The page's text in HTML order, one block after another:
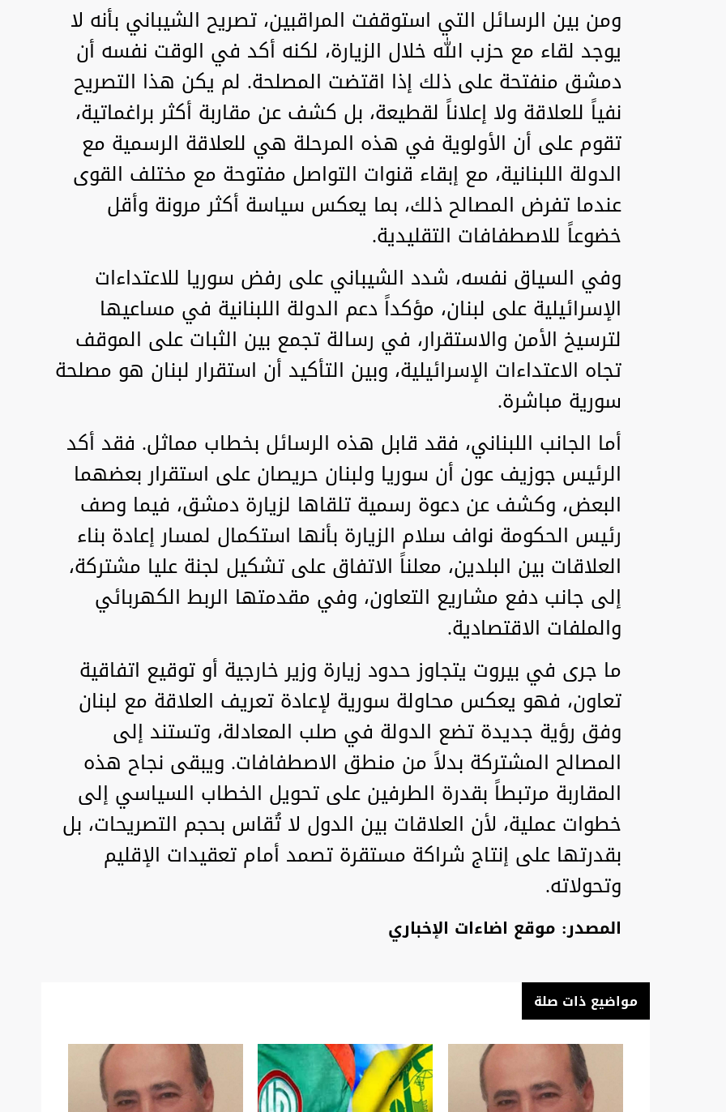
ومن بين الرسائل التي استوقفت المراقبين، تصريح الشيباني بأنه لا
يوجد لقاء مع حزب الله خلال الزيارة، لكنه أكد في الوقت نفسه أن
دمشق منفتحة على ذلك إذا اقتضت المصلحة. لم يكن هذا التصريح
نفياً للعلاقة ولا إعلاناً لقطيعة، بل كشف عن مقاربة أكثر براغماتية،
تقوم على أن الأولوية في هذه المرحلة هي للعلاقة الرسمية مع
الدولة اللبنانية، مع إبقاء قنوات التواصل مفتوحة مع مختلف القوى
عندما تفرض المصالح ذلك، بما يعكس سياسة أكثر مرونة وأقل
خضوعاً للاصطفافات التقليدية.
وفي السياق نفسه، شدد الشيباني على رفض سوريا للاعتداءات
الإسرائيلية على لبنان، مؤكداً دعم الدولة اللبنانية في مساعيها
لترسيخ الأمن والاستقرار، في رسالة تجمع بين الثبات على الموقف
تجاه الاعتداءات الإسرائيلية، وبين التأكيد أن استقرار لبنان هو مصلحة
سورية مباشرة.
أما الجانب اللبناني، فقد قابل هذه الرسائل بخطاب مماثل. فقد أكد
الرئيس جوزيف عون أن سوريا ولبنان حريصان على استقرار بعضهما
البعض، وكشف عن دعوة رسمية تلقاها لزيارة دمشق، فيما وصف
رئيس الحكومة نواف سلام الزيارة بأنها استكمال لمسار إعادة بناء
العلاقات بين البلدين، معلناً الاتفاق على تشكيل لجنة عليا مشتركة،
إلى جانب دفع مشاريع التعاون، وفي مقدمتها الربط الكهربائي
والملفات الاقتصادية.
ما جرى في بيروت يتجاوز حدود زيارة وزير خارجية أو توقيع اتفاقية
تعاون، فهو يعكس محاولة سورية لإعادة تعريف العلاقة مع لبنان
وفق رؤية جديدة تضع الدولة في صلب المعادلة، وتستند إلى
المصالح المشتركة بدلاً من منطق الاصطفافات. ويبقى نجاح هذه
المقاربة مرتبطاً بقدرة الطرفين على تحويل الخطاب السياسي إلى
خطوات عملية، لأن العلاقات بين الدول لا تُقاس بحجم التصريحات، بل
بقدرتها على إنتاج شراكة مستقرة تصمد أمام تعقيدات الإقليم
وتحولاته.
المصدر: موقع اضاءات الإخباري
مواضيع ذات صلة